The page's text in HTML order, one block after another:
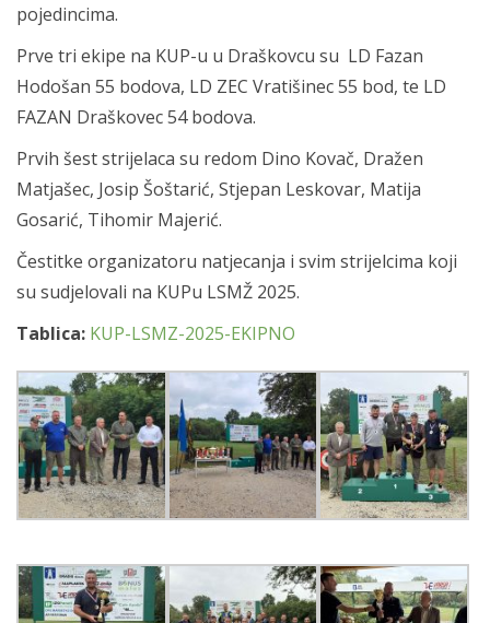
pojedincima.
Prve tri ekipe na KUP-u u Draškovcu su LD Fazan
Hodošan 55 bodova, LD ZEC Vratišinec 55 bod, te LD
FAZAN Draškovec 54 bodova.
Prvih šest strijelaca su redom Dino Kovač, Dražen
Matjašec, Josip Šoštarić, Stjepan Leskovar, Matija
Gosarić, Tihomir Majerić.
Čestitke organizatoru natjecanja i svim strijelcima koji
su sudjelovali na KUPu LSMŽ 2025.
Tablica: KUP-LSMZ-2025-EKIPNO